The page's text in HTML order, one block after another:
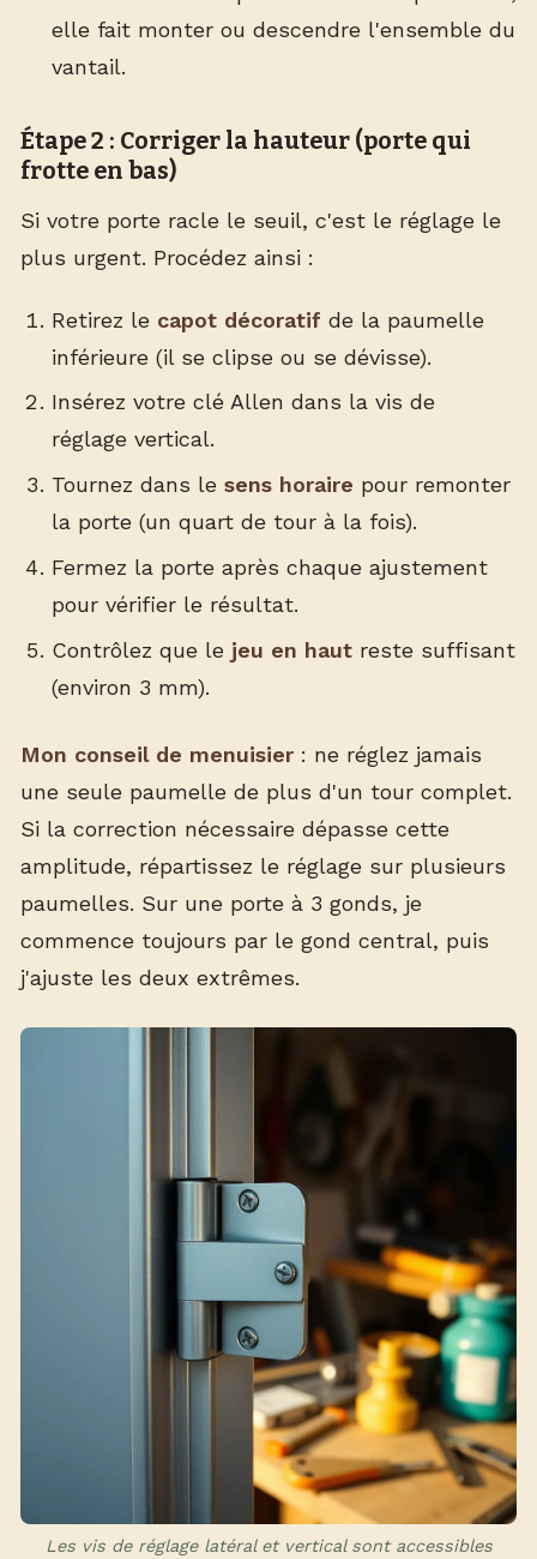
elle fait monter ou descendre l'ensemble du
vantail.
Étape 2 : Corriger la hauteur (porte qui
frotte en bas)
Si votre porte racle le seuil, c'est le réglage le
plus urgent. Procédez ainsi :
Retirez le capot décoratif de la paumelle
inférieure (il se clipse ou se dévisse).
Insérez votre clé Allen dans la vis de
réglage vertical.
Tournez dans le sens horaire pour remonter
la porte (un quart de tour à la fois).
Fermez la porte après chaque ajustement
pour vérifier le résultat.
Contrôlez que le jeu en hautreste suffisant
(environ 3 mm).
Mon conseil de menuisier : ne réglez jamais
une seule paumelle de plus d'un tour complet.
Si la correction nécessaire dépasse cette
amplitude, répartissez le réglage sur plusieurs
paumelles. Sur une porte à 3 gonds, je
commence toujours par le gond central, puis
j'ajuste les deux extrêmes.
Les vis de réglage latéral et vertical sont accessibles